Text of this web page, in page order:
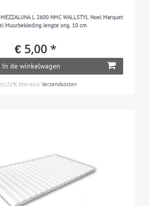
L 2600 NMC WALLSTYL Noel Marquet
Muurbekleding lengte ong. 10 cm
€ 5,00 *
In de winkelwagen
btw excl.Verzendkosten